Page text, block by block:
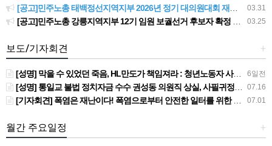
03.31
[공고]민주노총 태백정선지역지부 2026년 정기 대의원대회 재소집 건
03.25
[공고]민주노총 강릉지역지부 12기 임원 보궐선거 후보자 확정 공고
+
보도/기자회견
6일전
[성명] 막을 수 있었던 죽음, HL만도가 책임져라 : 청년노동자 사망사고의 철저한 진상규명과 재발방지 대책 마련하라
07.16
[성명] 통일교 불법 정치자금 수수 권성동 의원직 상실, 사필귀정이다
07.01
[기자회견] 폭염은 재난이다! 폭염으로부터 안전한 일터를 위한 민주노총 강원지역본부 폭염감시단 선포 기자회견
+
월간 주요일정